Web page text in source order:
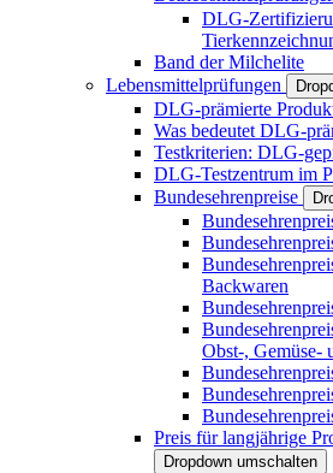
DLG-
Band der Milchelite
Lebensmittelprüfungen
DLG-prämierte
Was bedeutet DLG-
Testkriterien: DLG-
DLG-Testzentrum im
Bundesehrenpreise
Backwaren
Obst-, Gemüse-
Preis für langjährige
Dropdown umschalten